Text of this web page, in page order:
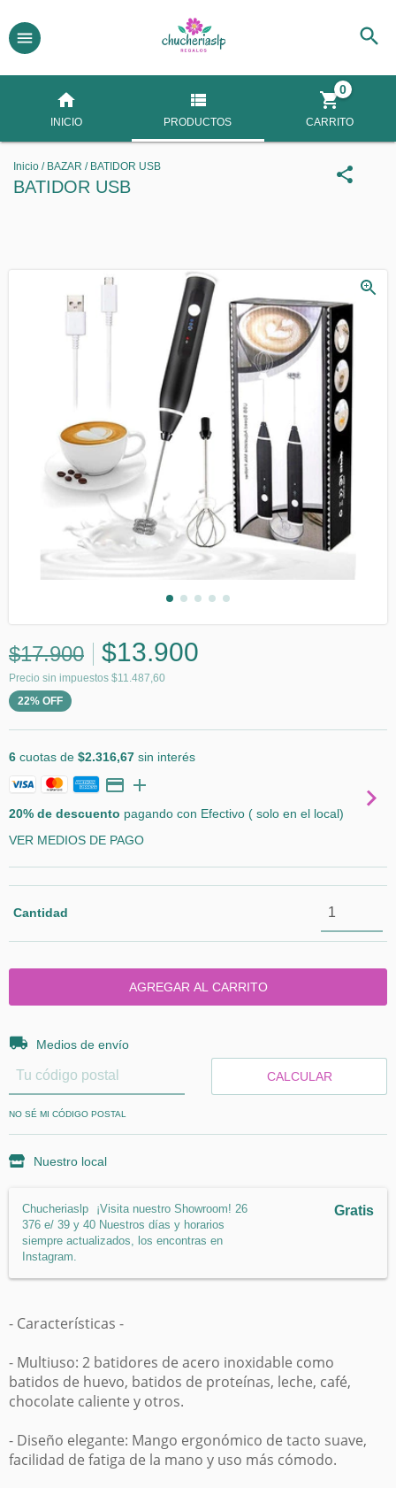
INICIO PRODUCTOS CARRITO
0
Inicio / BAZAR / BATIDOR USB
BATIDOR USB
$17.900 $13.900
Precio sin impuestos $11.487,60
22% OFF
6 cuotas de $2.316,67 sin interés
20% de descuento pagando con Efectivo ( solo en el local)
VER MEDIOS DE PAGO
Cantidad
Entregas para el CP:
Medios de envío
CALCULAR
NO SÉ MI CÓDIGO POSTAL
Nuestro local
Chucheriaslp
¡Visita nuestro Showroom! 26
376 e/ 39 y 40 Nuestros días y horarios
siempre actualizados, los encontras en
Instagram.
Gratis
- Características -
- Multiuso: 2 batidores de acero inoxidable como
batidos de huevo, batidos de proteínas, leche, café,
chocolate caliente y otros.
- Diseño elegante: Mango ergonómico de tacto suave,
facilidad de fatiga de la mano y uso más cómodo.